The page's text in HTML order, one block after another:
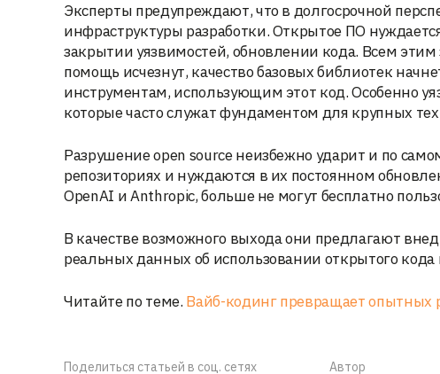
Эксперты предупреждают, что в долгосрочной
инфраструктуры разработки. Открытое ПО
закрытии уязвимостей, обновлении кода. Всем
помощь исчезнут, качество базовых библиотек
инструментам, использующим этот код. Особенно
которые часто служат фундаментом для крупных
Разрушение open source неизбежно ударит и по
репозиториях и нуждаются в их постоянном
OpenAI и Anthropic, больше не могут бесплатно
В качестве возможного выхода они предлагают
реальных данных об использовании открытого кода
Читайте по теме. Вайб-кодинг превращает опытных
Поделиться статьей в соц. сетях Автор